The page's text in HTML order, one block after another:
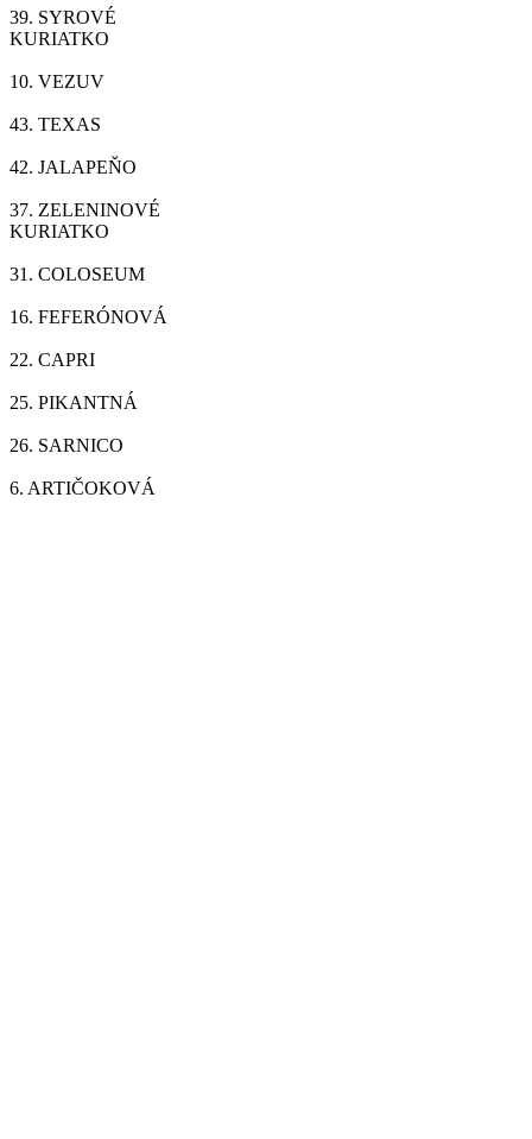
39. SYROVÉ
KURIATKO
10. VEZUV
43. TEXAS
42. JALAPEŇO
37. ZELENINOVÉ
KURIATKO
31. COLOSEUM
16. FEFERÓNOVÁ
22. CAPRI
25. PIKANTNÁ
26. SARNICO
6. ARTIČOKOVÁ